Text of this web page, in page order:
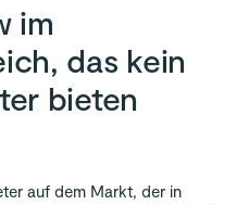
im
das kein
bieten
auf dem Markt, der in